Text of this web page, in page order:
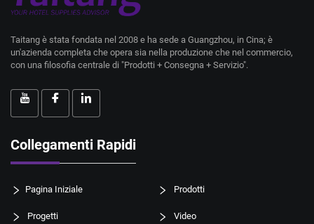
Taitang è stata fondata nel 2008 e ha sede a Guangzhou, in Cina; è
un'azienda completa che opera sia nella produzione che nel commercio,
con una filosofia centrale di "Prodotti + Consegna + Servizio".
Collegamenti Rapidi
Pagina Iniziale Prodotti
Progetti Video